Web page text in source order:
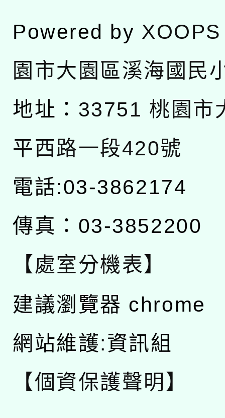
Powered by XOOPS
園市大園區溪海國民
地址： 33751 桃園市
平西路一段420號
電話:03-3862174
傳真：03-3852200
【處室分機表】
建議瀏覽器 chrome
網站維護:資訊組
【個資保護聲明】